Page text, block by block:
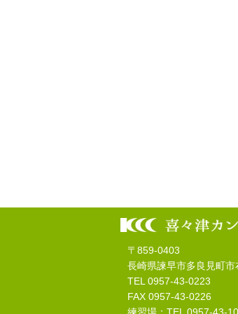
〒859-0403
長崎県諫早市多良見町市
TEL 0957-43-0223
FAX 0957-43-0226